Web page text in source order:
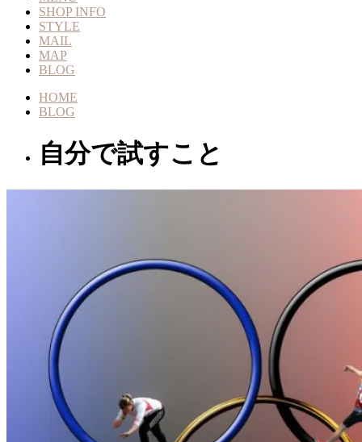
SHOP INFO
STYLE
MAIL
MAP
BLOG
HOME
BLOG
自分で試すこと